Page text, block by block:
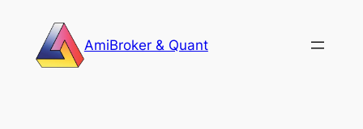
content
AmiBroker & Quant